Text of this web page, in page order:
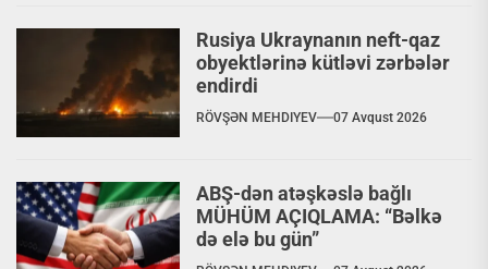
Rusiya Ukraynanın neft-qaz
obyektlərinə kütləvi zərbələr
endirdi
RÖVŞƏN MEHDIYEV 07 Avqust 2026
ABŞ-dən atəşkəslə bağlı
MÜHÜM AÇIQLAMA: “Bəlkə
də elə bu gün”